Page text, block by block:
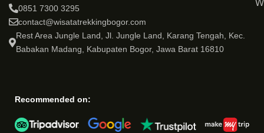
0851 7300 3295
contact@wisatatrekkingbogor.com
Rest Area Jungle Land, Jl. Jungle Land, Karang Tengah, Kec.
Babakan Madang, Kabupaten Bogor, Jawa Barat 16810
Recommended on: